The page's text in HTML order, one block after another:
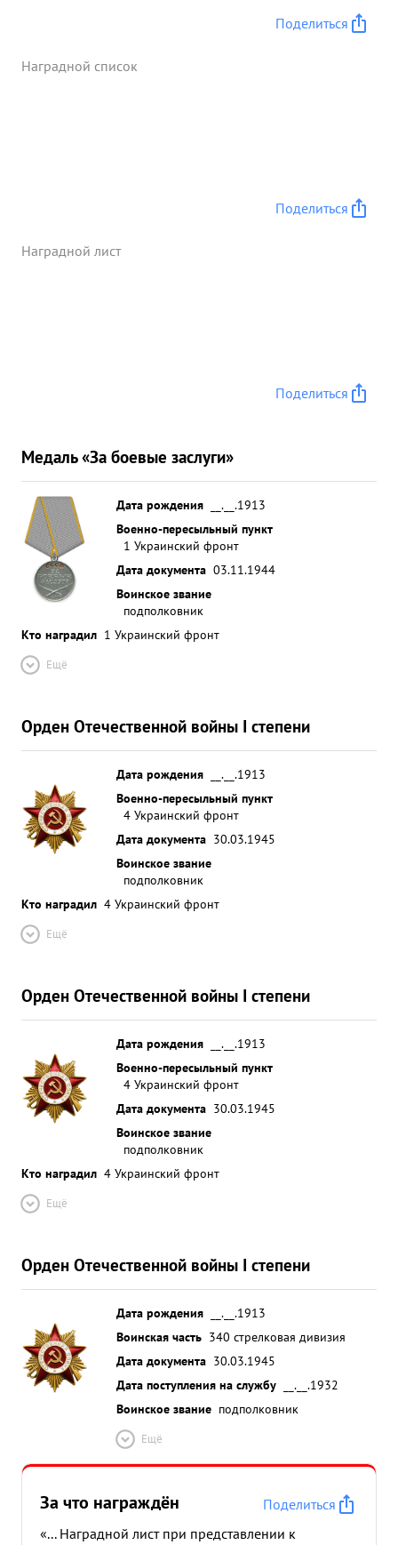
Поделиться
Наградной список
Поделиться
Наградной лист
Поделиться
Медаль «За боевые заслуги»
Дата рождения
__.__.1913
Военно-пересыльный пункт
1 Украинский фронт
Дата документа 03.11.1944
Воинское звание
подполковник
Кто наградил 1 Украинский фронт
Ещё
Орден Отечественной войны I степени
Дата рождения
__.__.1913
Военно-пересыльный пункт
4 Украинский фронт
Дата документа 30.03.1945
Воинское звание
подполковник
Кто наградил 4 Украинский фронт
Ещё
Орден Отечественной войны I степени
Дата рождения
__.__.1913
Военно-пересыльный пункт
4 Украинский фронт
Дата документа 30.03.1945
Воинское звание
подполковник
Кто наградил 4 Украинский фронт
Ещё
Орден Отечественной войны I степени
Дата рождения
__.__.1913
Воинская часть 340 стрелковая дивизия
Дата документа 30.03.1945
Дата поступления на службу
__.__.1932
Воинское звание подполковник
Ещё
За что награждён
Поделиться
«... Наградной лист при представлении к